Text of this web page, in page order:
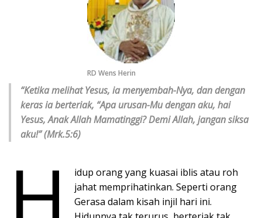
RD Wens Herin
“Ketika melihat Yesus, ia menyembah-Nya, dan dengan
keras ia berteriak, “Apa urusan-Mu dengan aku, hai
Yesus, Anak Allah Mamatinggi? Demi Allah, jangan siksa
aku!” (Mrk.5:6)
H
idup orang yang kuasai iblis atau roh
jahat memprihatinkan. Seperti orang
Gerasa dalam kisah injil hari ini.